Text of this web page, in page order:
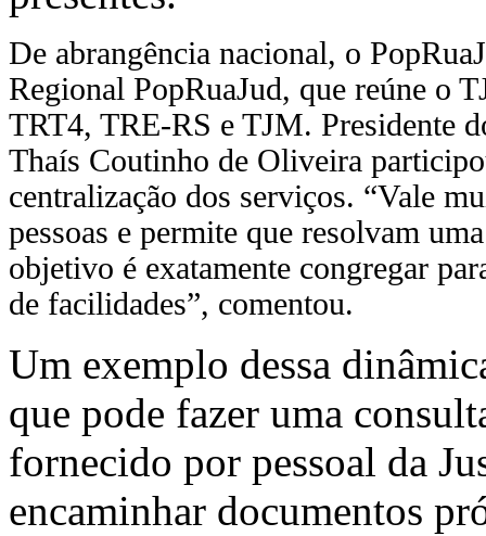
De abrangência nacional, o
Regional PopRuaJud, que reúne o
TRT4, TRE-RS e TJM. Presidente
Thaís Coutinho de Oliveira
centralização dos serviços. “Vale
pessoas e permite que resolvam
objetivo é exatamente congregar
de facilidades”, comentou.
Um exemplo dessa
que pode fazer uma
fornecido por pessoal da
encaminhar documentos